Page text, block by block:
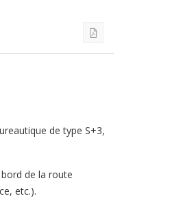
de type S+3,
de la route
etc.).